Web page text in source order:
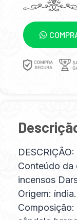
DESCRIÇÃO:
Conteúdo da
incensos
Origem: